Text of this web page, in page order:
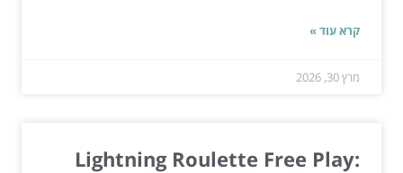
קרא עוד »
מרץ 30, 2026
Lightning Roulette Free Play: